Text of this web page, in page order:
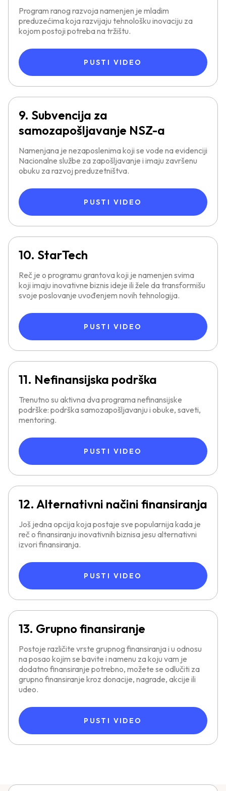
Program ranog razvoja namenjen je mladim
preduzećima koja razvijaju tehnološku inovaciju za
kojom postoji potreba na tržištu.
PUSTI VIDEO
9. Subvencija za
samozapošljavanje NSZ-a
Namenjana je nezaposlenima koji se vode na evidenciji
Nacionalne službe za zapošljavanje i imaju završenu
obuku za razvoj preduzetništva.
PUSTI VIDEO
10. StarTech
Reč je o programu grantova koji je namenjen svima
koji imaju inovativne biznis ideje ili žele da transformišu
svoje poslovanje uvođenjem novih tehnologija.
PUSTI VIDEO
11. Nefinansijska podrška
Trenutno su aktivna dva programa nefinansijske
podrške: podrška samozapošljavanju i obuke, saveti,
mentoring.
PUSTI VIDEO
12. Alternativni načini finansiranja
Još jedna opcija koja postaje sve popularnija kada je
reč o finansiranju inovativnih biznisa jesu alternativni
izvori finansiranja.
PUSTI VIDEO
13. Grupno finansiranje
Postoje različite vrste grupnog finansiranja i u odnosu
na posao kojim se bavite i namenu za koju vam je
dodatno finansiranje potrebno, možete se odlučiti za
grupno finansiranje kroz donacije, nagrade, akcije ili
udeo.
PUSTI VIDEO